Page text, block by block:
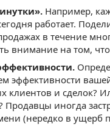
Например,
работает.
в течение
внимание на том,
эффективности
клиентов и
Продавцы иногда
(нередко в ущерб